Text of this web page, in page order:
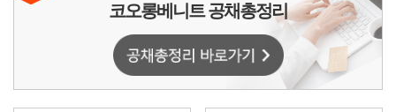
코오롱베니트 공채총정리